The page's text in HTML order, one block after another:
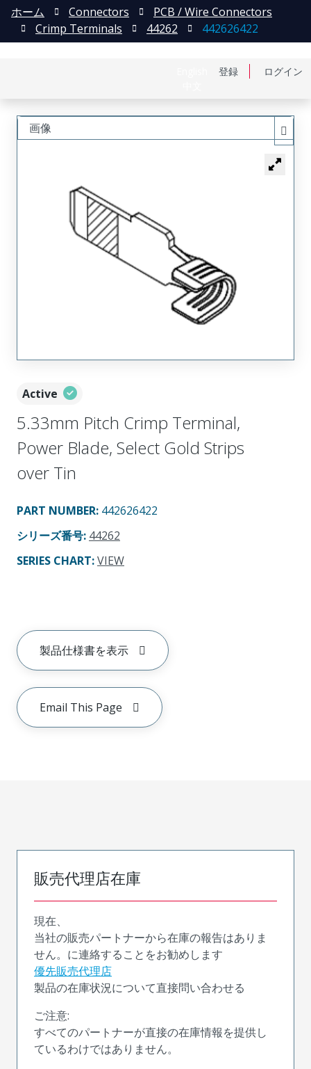
登録 ログイン
ホーム Connectors
PCB / Wire Connectors
Crimp Terminals
44262 442626422
Active
5.33mm Pitch Crimp Terminal,
Power Blade, Select Gold Strips
over Tin
PART NUMBER: 442626422
シリーズ番号: 44262
SERIES CHART:VIEW
製品仕様書を表示
Email This Page
画像
販売代理店在庫
現在、
当社の販売パートナーから在庫の報告はありま
せん。に連絡することをお勧めします
優先販売代理店
製品の在庫状況について直接問い合わせる
ご注意:
すべてのパートナーが直接の在庫情報を提供し
ているわけではありません。